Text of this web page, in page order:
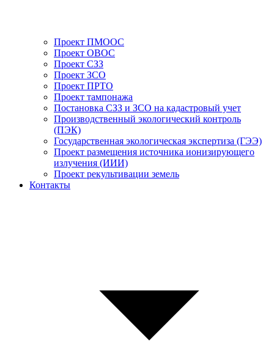
Проект ПМООС
Проект ОВОС
Проект СЗЗ
Проект ЗСО
Проект ПРТО
Проект тампонажа
Постановка СЗЗ и ЗСО на кадастровый учет
Производственный экологический контроль
(ПЭК)
Государственная экологическая экспертиза (ГЭЭ)
Проект размещения источника ионизирующего
излучения (ИИИ)
Проект рекультивации земель
Контакты